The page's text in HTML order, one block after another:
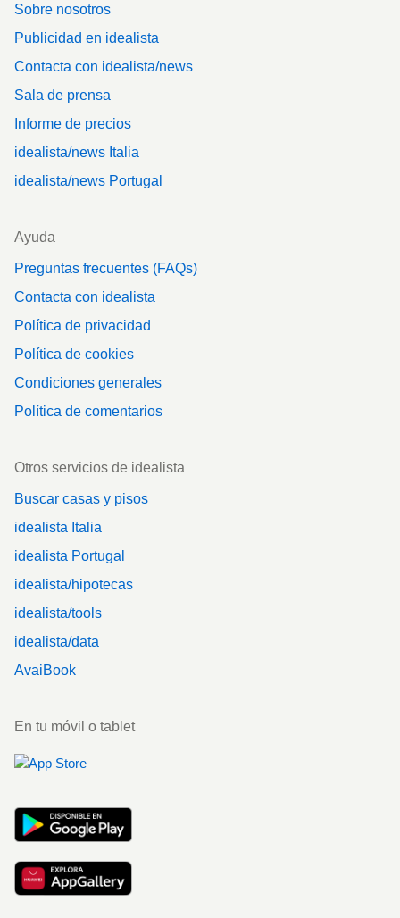
Sobre nosotros
Publicidad en idealista
Contacta con idealista/news
Sala de prensa
Informe de precios
idealista/news Italia
idealista/news Portugal
Ayuda
Preguntas frecuentes (FAQs)
Contacta con idealista
Política de privacidad
Política de cookies
Condiciones generales
Política de comentarios
Otros servicios de idealista
Buscar casas y pisos
idealista Italia
idealista Portugal
idealista/hipotecas
idealista/tools
idealista/data
AvaiBook
En tu móvil o tablet